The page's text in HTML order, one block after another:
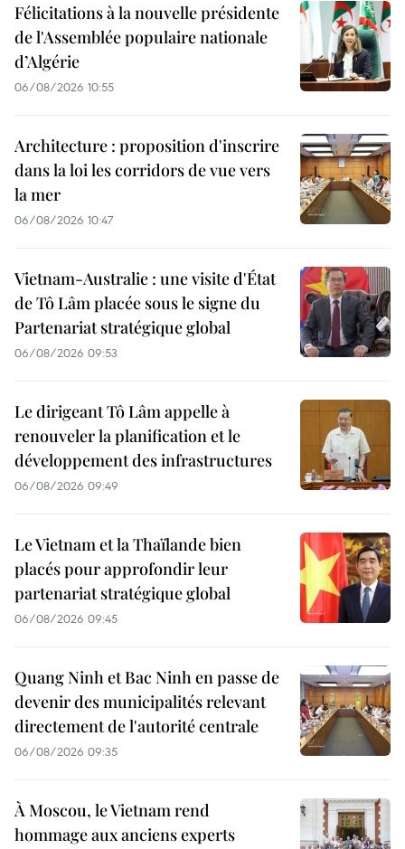
Félicitations à la nouvelle présidente
de l'Assemblée populaire nationale
d’Algérie
06/08/2026 10:55
Architecture : proposition d'inscrire
dans la loi les corridors de vue vers
la mer
06/08/2026 10:47
Vietnam-Australie : une visite d'État
de Tô Lâm placée sous le signe du
Partenariat stratégique global
06/08/2026 09:53
Le dirigeant Tô Lâm appelle à
renouveler la planification et le
développement des infrastructures
06/08/2026 09:49
Le Vietnam et la Thaïlande bien
placés pour approfondir leur
partenariat stratégique global
06/08/2026 09:45
Quang Ninh et Bac Ninh en passe de
devenir des municipalités relevant
directement de l'autorité centrale
06/08/2026 09:35
À Moscou, le Vietnam rend
hommage aux anciens experts